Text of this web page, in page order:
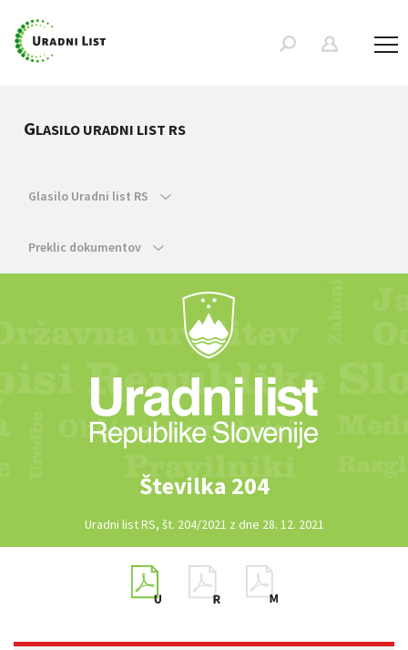
GLASILO URADNI LIST RS
Glasilo Uradni list RS
Preklic dokumentov
Številka 204
Uradni list RS, št. 204/2021 z dne 28. 12. 2021